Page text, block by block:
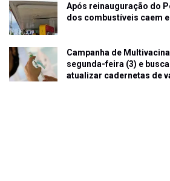
Após reinauguração do
dos combustíveis caem
Campanha de
segunda-feira (3) e
atualizar cadernetas de